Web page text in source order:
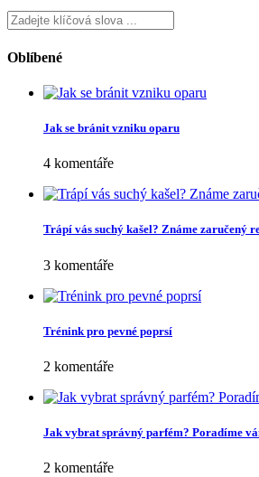
Oblíbené
Jak se bránit vzniku oparu
4 komentáře
Trápí vás suchý kašel? Známe zaručený
3 komentáře
Trénink pro pevné poprsí
2 komentáře
Jak vybrat správný parfém? Poradíme
2 komentáře